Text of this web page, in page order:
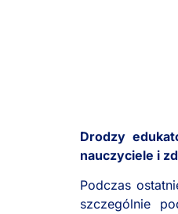
Drodzy
nauczyciele i
Podczas
szczególnie